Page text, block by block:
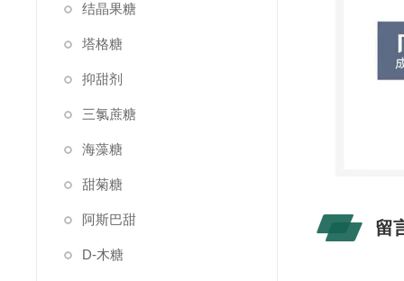
结晶果糖
塔格糖
抑甜剂
三氯蔗糖
海藻糖
甜菊糖
阿斯巴甜
D-木糖
留